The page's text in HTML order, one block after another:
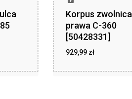
Korpus zwolnica
prawa C-360
[50428331]
929,99 zł